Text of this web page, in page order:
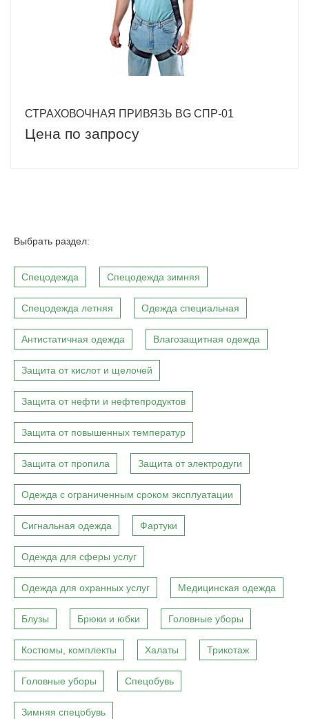
СТРАХОВОЧНАЯ ПРИВЯЗЬ BG СПР-01
Цена по запросу
Выбрать раздел:
Спецодежда Спецодежда зимняя
Спецодежда летняя Одежда специальная
Антистатичная одежда Влагозащитная одежда
Защита от кислот и щелочей
Защита от нефти и нефтепродуктов
Защита от повышенных температур
Защита от пропила Защита от электродуги
Одежда с ограниченным сроком эксплуатации
Сигнальная одежда Фартуки
Одежда для сферы услуг
Одежда для охранных услуг Медицинская одежда
Блузы Брюки и юбки Головные уборы
Костюмы, комплекты Халаты Трикотаж
Головные уборы Спецобувь
Зимняя спецобувь